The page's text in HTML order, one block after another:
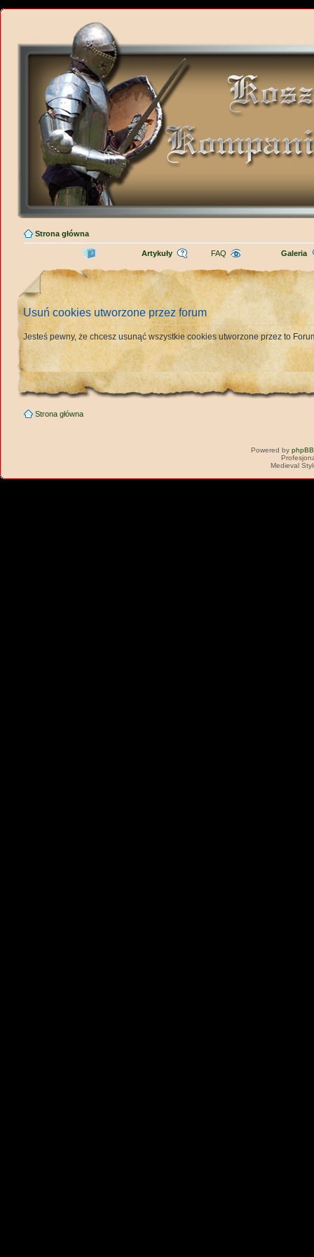
Strona główna
Artykuły FAQ Galeria
Usuń cookies utworzone przez forum
Jesteś pewny, że chcesz usunąć wszystkie cookies utworzone przez to
Strona główna
Powered by phpBB
Medieval